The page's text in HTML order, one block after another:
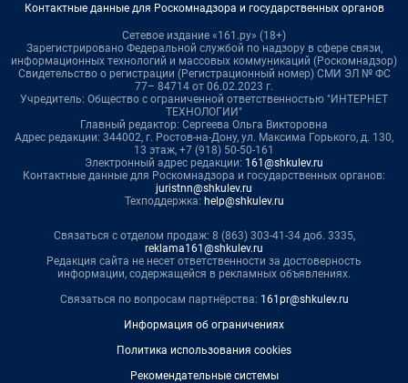
Контактные данные для Роскомнадзора и государственных органов
Сетевое издание «161.ру» (18+)
Зарегистрировано Федеральной службой по надзору в сфере связи,
информационных технологий и массовых коммуникаций (Роскомнадзор)
Свидетельство о регистрации (Регистрационный номер) СМИ ЭЛ № ФС
77– 84714 от 06.02.2023 г.
Учредитель: Общество с ограниченной ответственностью "ИНТЕРНЕТ
ТЕХНОЛОГИИ"
Главный редактор: Сергеева Ольга Викторовна
Адрес редакции: 344002, г. Ростов-на-Дону, ул. Максима Горького, д. 130,
13 этаж, +7 (918) 50-50-161
Электронный адрес редакции: 161@shkulev.ru
Контактные данные для Роскомнадзора и государственных органов:
juristnn@shkulev.ru
Техподдержка: help@shkulev.ru
Связаться с отделом продаж: 8 (863) 303-41-34 доб. 3335,
reklama161@shkulev.ru
Редакция сайта не несет ответственности за достоверность
информации, содержащейся в рекламных объявлениях.
Связаться по вопросам партнёрства: 161pr@shkulev.ru
Информация об ограничениях
Политика использования cookies
Рекомендательные системы